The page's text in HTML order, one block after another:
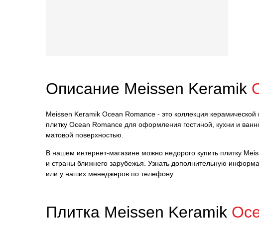
Описание Meissen Keramik
Meissen Keramik Ocean Romance - это коллекция
плитку Ocean Romance для оформления гостиной, кухни и
матовой поверхностью.
В нашем интернет-магазине можно недорого купить плитку
и страны ближнего зарубежья. Узнать дополнительную
или у наших менеджеров по телефону.
Плитка Meissen Keramik